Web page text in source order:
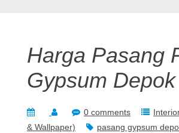
Harga Pasang
Gypsum Depok
0 comments
& Wallpaper)
pasang gypsum